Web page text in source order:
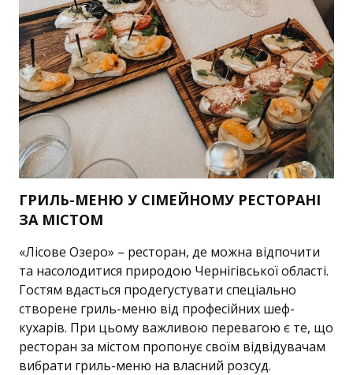
ГРИЛЬ-МЕНЮ У СІМЕЙНОМУ РЕСТОРАНІ
ЗА МІСТОМ
«Лісове Озеро» – ресторан, де можна відпочити
та насолодитися природою Чернігівської області.
Гостям вдасться продегустувати спеціально
створене гриль-меню від професійних шеф-
кухарів. При цьому важливою перевагою є те, що
ресторан за містом пропонує своїм відвідувачам
вибрати гриль-меню на власний розсуд.